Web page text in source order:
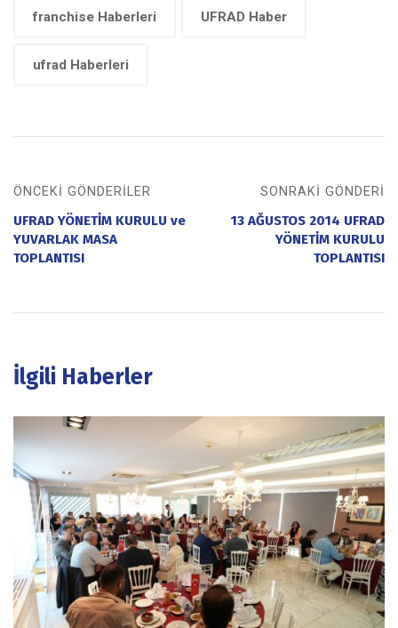
franchise Haberleri UFRAD Haber
ufrad Haberleri
ÖNCEKI GÖNDERILER
UFRAD YÖNETİM KURULU ve
YUVARLAK MASA
TOPLANTISI
SONRAKI GÖNDERI
13 AĞUSTOS 2014 UFRAD
YÖNETİM KURULU
TOPLANTISI
İlgili Haberler